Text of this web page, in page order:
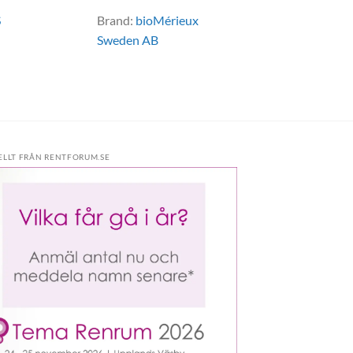
Brand: bioMérieux
Sweden AB
FRÅN RENTFORUM.SE